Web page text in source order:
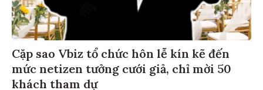
Cặp sao Vbiz tổ chức hôn lễ kín kẽ đến
mức netizen tưởng cưới giả, chỉ mời 50
khách tham dự